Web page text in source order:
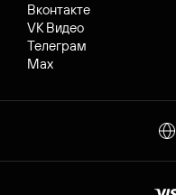
Вконтакте
VK Видео
Телеграм
Max